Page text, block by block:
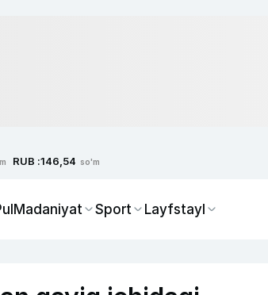
RUB :146,54 so'm
Madaniyat Sport Layfstayl